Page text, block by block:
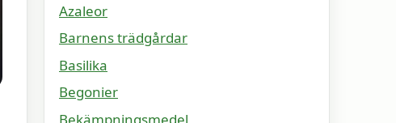
Azaleor
Barnens trädgårdar
Basilika
Begonier
Bekämpningsmedel